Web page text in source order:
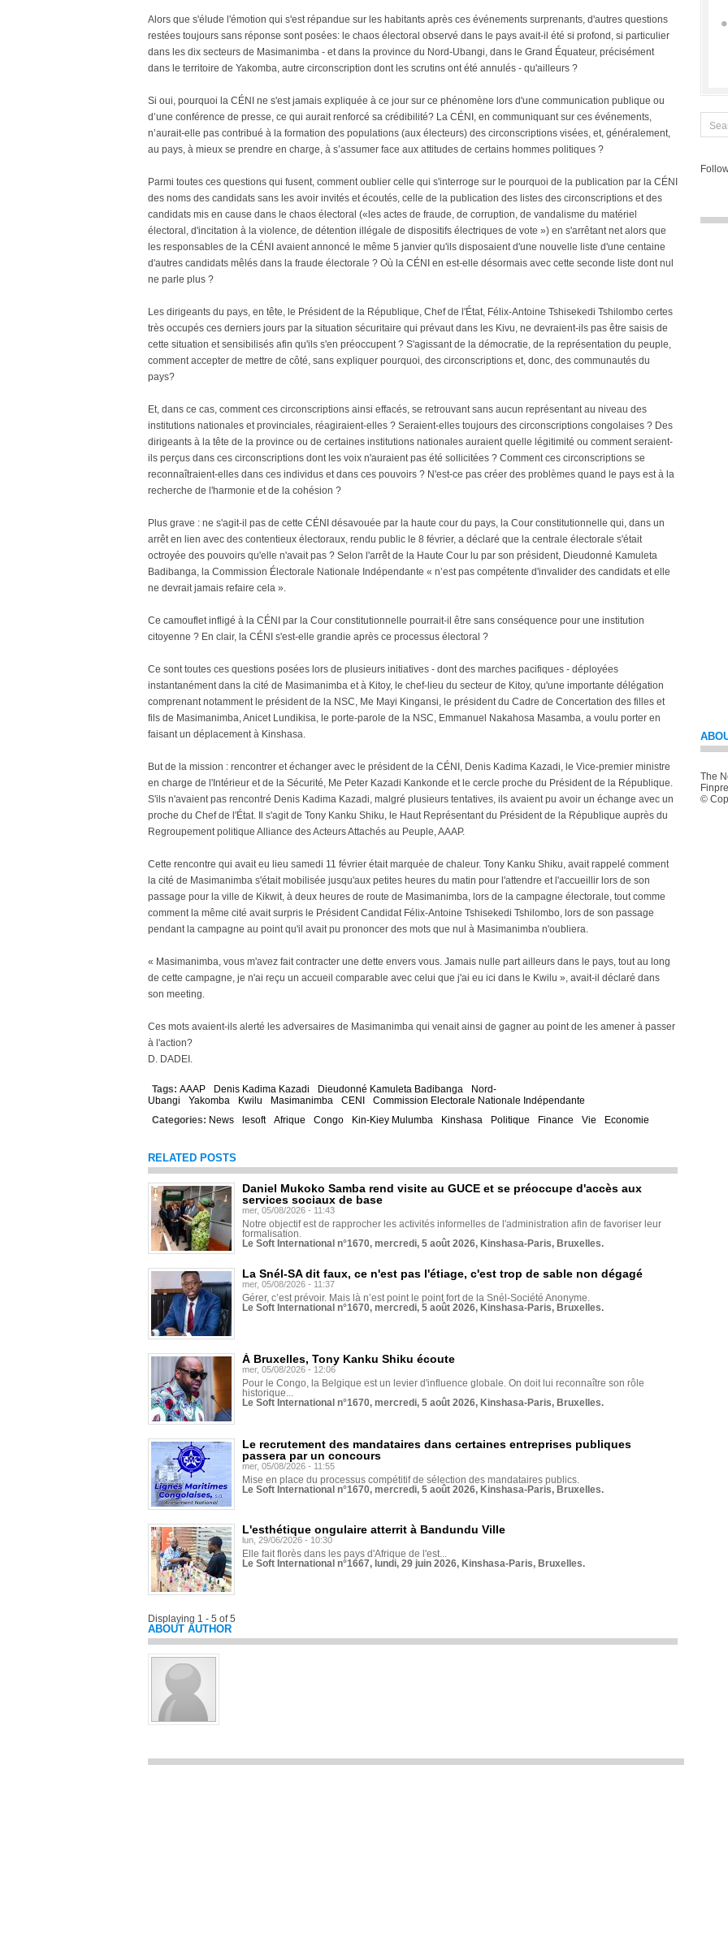
Alors que s'élude l'émotion qui s'est répandue sur les habitants après ces événements surprenants, d'autres questions
restées toujours sans réponse sont posées: le chaos électoral observé dans le pays avait-il été si profond, si particulier
dans les dix secteurs de Masimanimba - et dans la province du Nord-Ubangi, dans le Grand Équateur, précisément
dans le territoire de Yakomba, autre circonscription dont les scrutins ont été annulés - qu'ailleurs ?
Si oui, pourquoi la CÉNI ne s'est jamais expliquée à ce jour sur ce phénomène lors d'une communication publique ou
d’une conférence de presse, ce qui aurait renforcé sa crédibilité? La CÉNI, en communiquant sur ces événements,
n’aurait-elle pas contribué à la formation des populations (aux électeurs) des circonscriptions visées, et, généralement,
au pays, à mieux se prendre en charge, à s’assumer face aux attitudes de certains hommes politiques ?
Parmi toutes ces questions qui fusent, comment oublier celle qui s'interroge sur le pourquoi de la publication par la CÉNI
des noms des candidats sans les avoir invités et écoutés, celle de la publication des listes des circonscriptions et des
candidats mis en cause dans le chaos électoral («les actes de fraude, de corruption, de vandalisme du matériel
électoral, d'incitation à la violence, de détention illégale de dispositifs électriques de vote ») en s'arrêtant net alors que
les responsables de la CÉNI avaient annoncé le même 5 janvier qu'ils disposaient d'une nouvelle liste d'une centaine
d'autres candidats mêlés dans la fraude électorale ? Où la CÉNI en est-elle désormais avec cette seconde liste dont nul
ne parle plus ?
Les dirigeants du pays, en tête, le Président de la République, Chef de l'État, Félix-Antoine Tshisekedi Tshilombo certes
très occupés ces derniers jours par la situation sécuritaire qui prévaut dans les Kivu, ne devraient-ils pas être saisis de
cette situation et sensibilisés afin qu'ils s'en préoccupent ? S'agissant de la démocratie, de la représentation du peuple,
comment accepter de mettre de côté, sans expliquer pourquoi, des circonscriptions et, donc, des communautés du
pays?
Et, dans ce cas, comment ces circonscriptions ainsi effacés, se retrouvant sans aucun représentant au niveau des
institutions nationales et provinciales, réagiraient-elles ? Seraient-elles toujours des circonscriptions congolaises ? Des
dirigeants à la tête de la province ou de certaines institutions nationales auraient quelle légitimité ou comment seraient-
ils perçus dans ces circonscriptions dont les voix n'auraient pas été sollicitées ? Comment ces circonscriptions se
reconnaîtraient-elles dans ces individus et dans ces pouvoirs ? N'est-ce pas créer des problèmes quand le pays est à la
recherche de l'harmonie et de la cohésion ?
Plus grave : ne s'agit-il pas de cette CÉNI désavouée par la haute cour du pays, la Cour constitutionnelle qui, dans un
arrêt en lien avec des contentieux électoraux, rendu public le 8 février, a déclaré que la centrale électorale s'était
octroyée des pouvoirs qu'elle n'avait pas ? Selon l'arrêt de la Haute Cour lu par son président, Dieudonné Kamuleta
Badibanga, la Commission Électorale Nationale Indépendante « n’est pas compétente d'invalider des candidats et elle
ne devrait jamais refaire cela ».
Ce camouflet infligé à la CÉNI par la Cour constitutionnelle pourrait-il être sans conséquence pour une institution
citoyenne ? En clair, la CÉNI s'est-elle grandie après ce processus électoral ?
Ce sont toutes ces questions posées lors de plusieurs initiatives - dont des marches pacifiques - déployées
instantanément dans la cité de Masimanimba et à Kitoy, le chef-lieu du secteur de Kitoy, qu'une importante délégation
comprenant notamment le président de la NSC, Me Mayi Kingansi, le président du Cadre de Concertation des filles et
fils de Masimanimba, Anicet Lundikisa, le porte-parole de la NSC, Emmanuel Nakahosa Masamba, a voulu porter en
faisant un déplacement à Kinshasa.
But de la mission : rencontrer et échanger avec le président de la CÉNI, Denis Kadima Kazadi, le Vice-premier ministre
en charge de l'Intérieur et de la Sécurité, Me Peter Kazadi Kankonde et le cercle proche du Président de la République.
S'ils n'avaient pas rencontré Denis Kadima Kazadi, malgré plusieurs tentatives, ils avaient pu avoir un échange avec un
proche du Chef de l'État. Il s'agit de Tony Kanku Shiku, le Haut Représentant du Président de la République auprès du
Regroupement politique Alliance des Acteurs Attachés au Peuple, AAAP.
Cette rencontre qui avait eu lieu samedi 11 février était marquée de chaleur. Tony Kanku Shiku, avait rappelé comment
la cité de Masimanimba s'était mobilisée jusqu'aux petites heures du matin pour l'attendre et l'accueillir lors de son
passage pour la ville de Kikwit, à deux heures de route de Masimanimba, lors de la campagne électorale, tout comme
comment la même cité avait surpris le Président Candidat Félix-Antoine Tshisekedi Tshilombo, lors de son passage
pendant la campagne au point qu'il avait pu prononcer des mots que nul à Masimanimba n'oubliera.
« Masimanimba, vous m'avez fait contracter une dette envers vous. Jamais nulle part ailleurs dans le pays, tout au long
de cette campagne, je n'ai reçu un accueil comparable avec celui que j'ai eu ici dans le Kwilu », avait-il déclaré dans
son meeting.
Ces mots avaient-ils alerté les adversaires de Masimanimba qui venait ainsi de gagner au point de les amener à passer
à l'action?
D. DADEI.
Tags: AAAP Denis Kadima Kazadi Dieudonné Kamuleta Badibanga
Nord-
Ubangi
Yakomba Kwilu Masimanimba CENI
Commission Electorale Nationale Indépendante
Categories: News lesoft Afrique Congo Kin-Kiey Mulumba Kinshasa Politique Finance Vie Economie
RELATED POSTS
Daniel Mukoko Samba rend visite au GUCE et se préoccupe d'accès aux
services sociaux de base
mer, 05/08/2026 - 11:43
Notre objectif est de rapprocher les activités informelles de l'administration afin de favoriser leur
formalisation.
Le Soft International n°1670, mercredi, 5 août 2026, Kinshasa-Paris, Bruxelles.
La Snél-SA dit faux, ce n'est pas l'étiage, c'est trop de sable non dégagé
mer, 05/08/2026 - 11:37
Gérer, c’est prévoir. Mais là n’est point le point fort de la Snél-Société Anonyme.
Le Soft International n°1670, mercredi, 5 août 2026, Kinshasa-Paris, Bruxelles.
À Bruxelles, Tony Kanku Shiku écoute
mer, 05/08/2026 - 12:06
Pour le Congo, la Belgique est un levier d'influence globale. On doit lui reconnaître son rôle
historique...
Le Soft International n°1670, mercredi, 5 août 2026, Kinshasa-Paris, Bruxelles.
Le recrutement des mandataires dans certaines entreprises publiques
passera par un concours
mer, 05/08/2026 - 11:55
Mise en place du processus compétitif de sélection des mandataires publics.
Le Soft International n°1670, mercredi, 5 août 2026, Kinshasa-Paris, Bruxelles.
L'esthétique ongulaire atterrit à Bandundu Ville
lun, 29/06/2026 - 10:30
Elle fait florès dans les pays d'Afrique de l'est...
Le Soft International n°1667, lundi, 29 juin 2026, Kinshasa-Paris, Bruxelles.
Displaying 1 - 5 of 5
ABOUT AUTHOR
The
©